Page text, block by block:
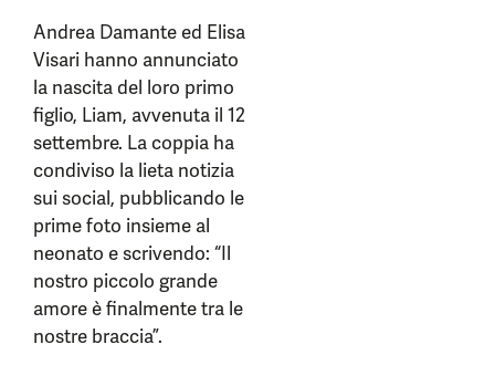
Andrea Damante ed Elisa
Visari hanno annunciato
la nascita del loro primo
figlio, Liam, avvenuta il 12
settembre. La coppia ha
condiviso la lieta notizia
sui social, pubblicando le
prime foto insieme al
neonato e scrivendo: “Il
nostro piccolo grande
amore è finalmente tra le
nostre braccia”.